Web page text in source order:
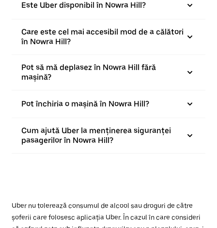
Este Uber disponibil în Nowra Hill?
Care este cel mai accesibil mod de a călători
în Nowra Hill?
Pot să mă deplasez în Nowra Hill fără
mașină?
Pot închiria o mașină în Nowra Hill?
Cum ajută Uber la menținerea siguranței
pasagerilor în Nowra Hill?
Uber nu tolerează consumul de alcool sau droguri de către
șoferii care folosesc aplicația Uber. În cazul în care consideri